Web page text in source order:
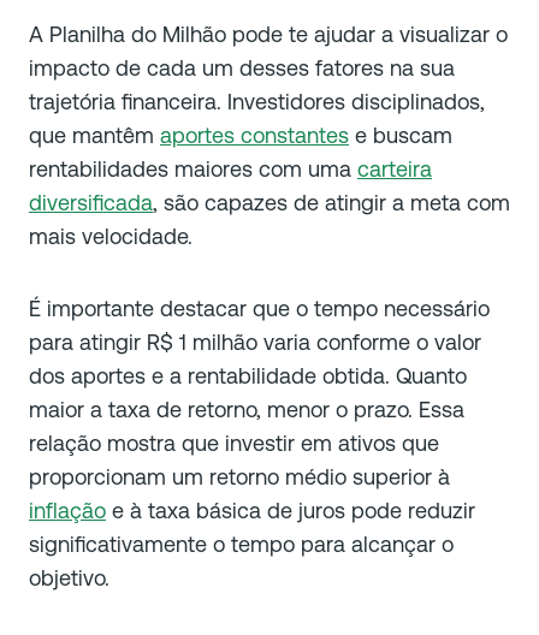
A Planilha do Milhão pode te ajudar a visualizar o
impacto de cada um desses fatores na sua
trajetória financeira. Investidores disciplinados,
que mantêm aportes constantes e buscam
rentabilidades maiores com uma carteira
diversificada, são capazes de atingir a meta com
mais velocidade.
É importante destacar que o tempo necessário
para atingir R$ 1 milhão varia conforme o valor
dos aportes e a rentabilidade obtida. Quanto
maior a taxa de retorno, menor o prazo. Essa
relação mostra que investir em ativos que
proporcionam um retorno médio superior à
inflação e à taxa básica de juros pode reduzir
significativamente o tempo para alcançar o
objetivo.